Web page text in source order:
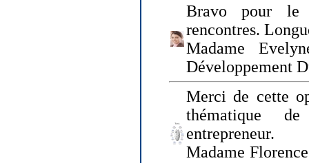
Bravo pour le
rencontres.
Madame
Développement
Merci de cette
thématique
entrepreneur.
Madame